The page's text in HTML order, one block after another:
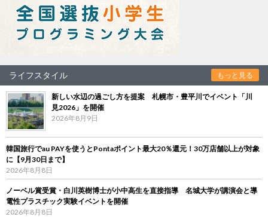
ライフスタイル もっと見る
新しい水辺の過ごし方を提案 札幌市・豊平川でイベント「川
見2026」を開催
2026年8月9日
韓国旅行でau PAYを使うとPontaポイント最大20％還元！30万店舗以上が対象
に【9月30日まで】
2026年8月8日
ノーベル賞受賞・白川英樹博士が小中高生を直接指導 名城大学が講演会と導
電性プラスチック実験イベントを開催
2026年8月8日